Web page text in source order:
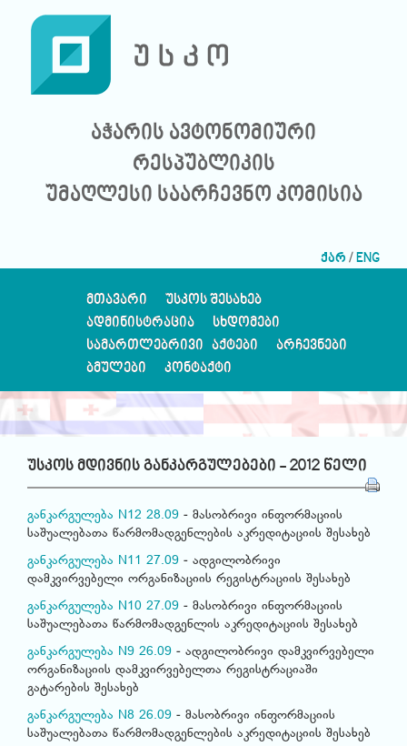
აჭარის ავტონომიური
რესპუბლიკის
უმაღლესი საარჩევნო კომისია
ქარ /ENG
ᲛᲗᲐᲕᲐᲠᲘ
ᲣᲡᲙᲝᲡ ᲨᲔᲡᲐᲮᲔᲑ
ᲐᲓᲛᲘᲜᲘᲡᲢᲠᲐᲪᲘᲐ
ᲡᲮᲓᲝᲛᲔᲑᲘ
ᲡᲐᲛᲐᲠᲗᲚᲔᲑᲠᲘᲕᲘ ᲐᲥᲢᲔᲑᲘ
ᲐᲠᲩᲔᲕᲜᲔᲑᲘ
ᲑᲛᲣᲚᲔᲑᲘ
ᲙᲝᲜᲢᲐᲥᲢᲘ
უსკოს მდივნის განკარგულებები - 2012 წელი
განკარგულება N12 28.09 - მასობრივი ინფორმაციის
საშუალებათა წარმომადგენლების აკრედიტაციის შესახებ
განკარგულება N11 27.09 - ადგილობრივი
დამკვირვებელი ორგანიზაციის რეგისტრაციის შესახებ
განკარგულება N10 27.09 - მასობრივი ინფორმაციის
საშუალებათა წარმომადგენლის აკრედიტაციის შესახებ
განკარგულება N9 26.09 - ადგილობრივი დამკვირვებელი
ორგანიზაციის დამკვირვებელთა რეგისტრაციაში
გატარების შესახებ
განკარგულება N8 26.09 - მასობრივი ინფორმაციის
საშუალებათა წარმომადგენლების აკრედიტაციის შესახებ